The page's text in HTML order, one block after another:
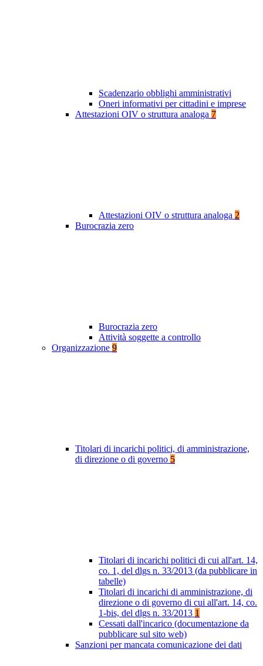
Scadenzario obblighi amministrativi
Oneri informativi per cittadini e imprese
Attestazioni OIV o struttura analoga 7
Attestazioni OIV o struttura analoga 2
Burocrazia zero
Burocrazia zero
Attività soggette a controllo
Organizzazione 9
Titolari di incarichi politici, di amministrazione,
di direzione o di governo 5
Titolari di incarichi politici di cui all'art. 14,
co. 1, del dlgs n. 33/2013 (da pubblicare in
tabelle)
Titolari di incarichi di amministrazione, di
direzione o di governo di cui all'art. 14, co.
1-bis, del dlgs n. 33/2013 1
Cessati dall'incarico (documentazione da
pubblicare sul sito web)
Sanzioni per mancata comunicazione dei dati